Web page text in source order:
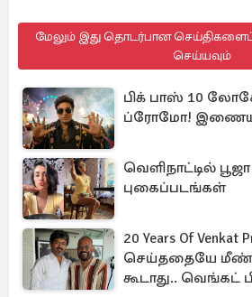
மேலும் இது தொடர்பான செய்திகளைப்
செய்யவும்
பிக் பாஸ் 10
ப்ரோமோ!
வெளிநாட்டில்
புகைப்படங்கள்
20 Years Of
செய்ததையே
கூடாது.. வெங்கட்